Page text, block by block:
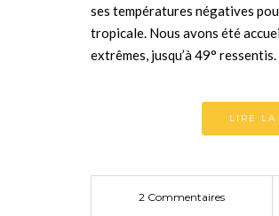
ses températures négatives
tropicale. Nous avons été
extrêmes, jusqu’à 49°
LIRE LA
2 Commentaires